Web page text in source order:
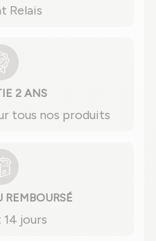
Relais
2 ANS
tous nos produits
REMBOURSÉ
jours